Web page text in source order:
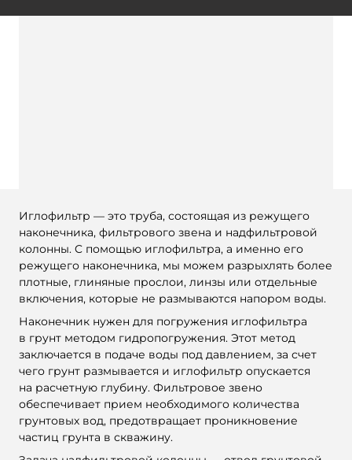
Иглофильтр — это труба, состоящая из режущего
наконечника, фильтрового звена и надфильтровой
колонны. C помощью иглофильтра, а именно его
режущего наконечника, мы можем разрыхлять более
плотные, глиняные прослои, линзы или отдельные
включения, которые не размываются напором воды.
Наконечник нужен для погружения иглофильтра
в грунт методом гидропогружения. Этот метод
заключается в подаче воды под давлением, за счет
чего грунт размывается и иглофильтр опускается
на расчетную глубину. Фильтровое звено
обеспечивает прием необходимого количества
грунтовых вод, предотвращает проникновение
частиц грунта в скважину.